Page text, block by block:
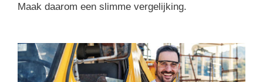
Maak daarom een slimme vergelijking.